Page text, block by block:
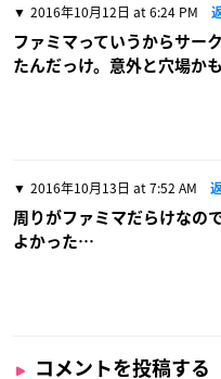
2016年10月12日 at 6:24 PM
ファミマっていうからサー
たんだっけ。意外と穴場か
2016年10月13日 at 7:52 AM
周りがファミマだらけなの
よかった…
コメントを投稿する